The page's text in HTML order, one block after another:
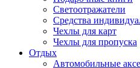
Светоотражатели
Средства
Чехлы для карт
Чехлы для пропуска
Отдых
Автомобильные